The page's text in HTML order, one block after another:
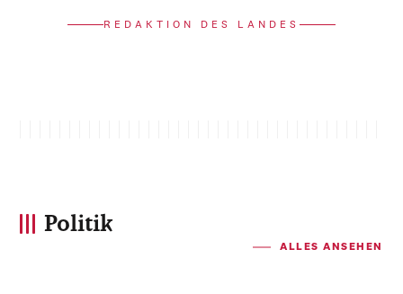
REDAKTION DES LANDES
Politik
ALLES ANSEHEN